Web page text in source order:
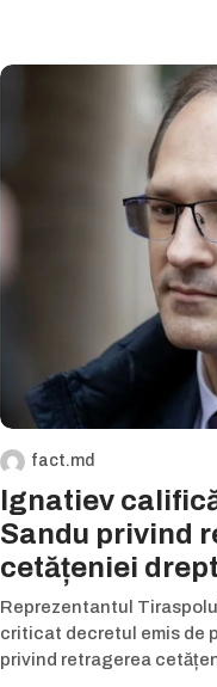
fact.md
Ignatiev
Sandu privind
cetățeniei
Reprezentantul
criticat decretul emis de
privind retragerea